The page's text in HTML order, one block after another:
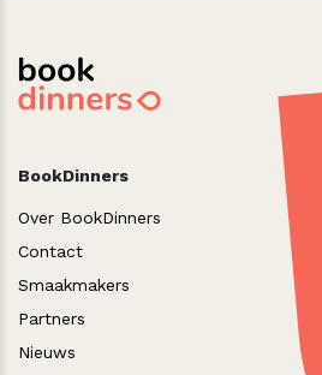
BookDinners
Over BookDinners
Contact
Smaakmakers
Partners
Nieuws